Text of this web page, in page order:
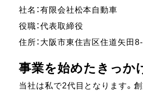
社名：有限会社松本自動車
役職：代表取締役
住所：大阪市東住吉区住道矢田
事業を始めたきっか
当社は私で2代目となります。